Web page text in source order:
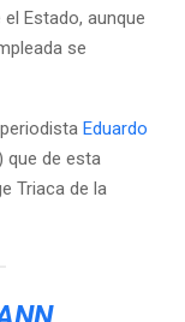
Estado, aunque
se
Eduardo
que de esta
Triaca de la